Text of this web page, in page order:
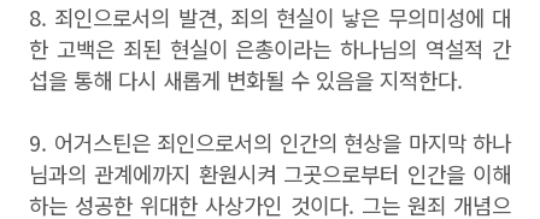
8. 죄인으로서의 발견, 죄의 현실이 낳은 무의미성에 대
한 고백은 죄된 현실이 은총이라는 하나님의 역설적 간
섭을 통해 다시 새롭게 변화될 수 있음을 지적한다.
9. 어거스틴은 죄인으로서의 인간의 현상을 마지막 하나
님과의 관계에까지 환원시켜 그곳으로부터 인간을 이해
하는 성공한 위대한 사상가인 것이다. 그는 원죄 개념으